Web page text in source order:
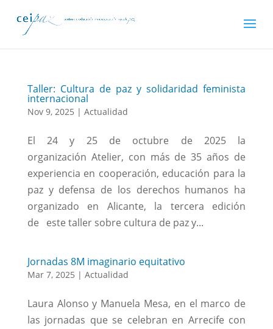
Taller: Cultura de paz y solidaridad feminista
internacional
Nov 9, 2025 | Actualidad
El 24 y 25 de octubre de 2025 la
organización Atelier, con más de 35 años de
experiencia en cooperación, educación para la
paz y defensa de los derechos humanos ha
organizado en Alicante, la tercera edición
de este taller sobre cultura de paz y...
Jornadas 8M imaginario equitativo
Mar 7, 2025 | Actualidad
Laura Alonso y Manuela Mesa, en el marco de
las jornadas que se celebran en Arrecife con